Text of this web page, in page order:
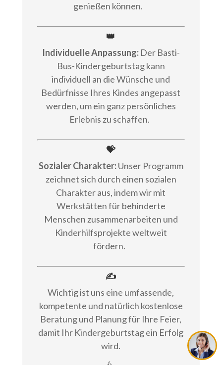
genießen können.
👑
Individuelle Anpassung:Der Basti-
Bus-Kindergeburtstag kann
individuell an die Wünsche und
Bedürfnisse Ihres Kindes angepasst
werden, um ein ganz persönliches
Erlebnis zu schaffen.
💝
Sozialer Charakter:Unser Programm
zeichnet sich durch einen sozialen
Charakter aus, indem wir mit
Werkstätten für behinderte
Menschen zusammenarbeiten und
Kinderhilfsprojekte weltweit
fördern.
✍
Wichtig ist uns eine umfassende,
kompetente und natürlich kostenlose
Beratung und Planung für Ihre Feier,
damit Ihr Kindergeburtstag ein Erfolg
wird.